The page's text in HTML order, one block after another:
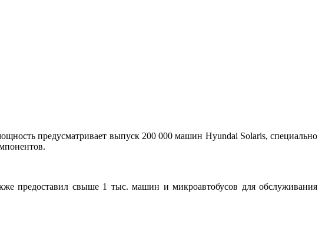
предусматривает выпуск 200 000 машин Hyundai Solaris, специально
предоставил свыше 1 тыс. машин и микроавтобусов для обслуживания